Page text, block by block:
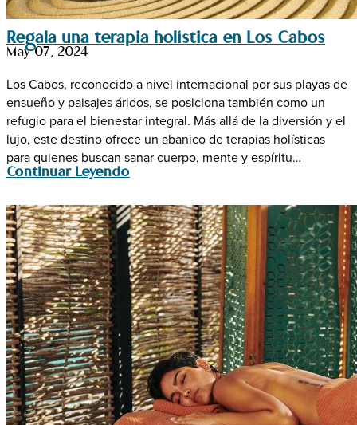
Regala una terapia holística en Los Cabos
May 07, 2024
Los Cabos, reconocido a nivel internacional por sus playas de
ensueño y paisajes áridos, se posiciona también como un
refugio para el bienestar integral. Más allá de la diversión y el
lujo, este destino ofrece un abanico de terapias holísticas
para quienes buscan sanar cuerpo, mente y espíritu…
Continuar Leyendo